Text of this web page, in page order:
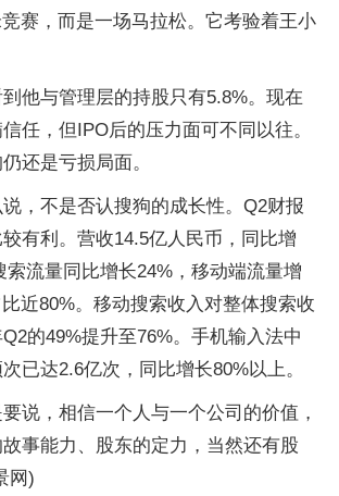
赛，而是一场马拉松。它考验着王小
他与管理层的持股只有5.8%。现在
任，但IPO后的压力面可不同以往。
还是亏损局面。
，不是否认搜狗的成长性。Q2财报
有利。营收14.5亿人民币，同比增
索流量同比增长24%，移动端流量增
近80%。移动搜索收入对整体搜索收
的49%提升至76%。手机输入法中
已达2.6亿次，同比增长80%以上。
说，相信一个人与一个公司的价值，
事能力、股东的定力，当然还有股
网)